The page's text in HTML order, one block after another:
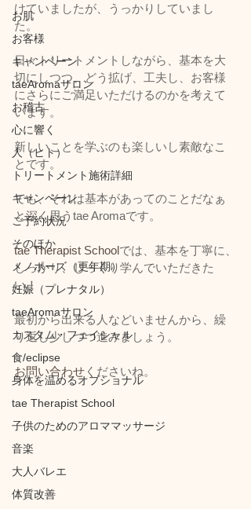
お肌
お客様
キャンペーン
taeAromaサロン
お稽古
心に響く
人（ヒト）
トリートメント施術詳細
キャンペーン
ご予約状況
そのほか
メノポーズ（更年期）
妊娠（プレナタル）
taeAromaサロン
カスタム・フェイシャル
食/eclipse
身体を温めるオプショナル
tae Therapist School
子供のためのアロママッサージ
音楽
大人バレエ
体質改善
けていましたが、うっかりしていまし
た。
日々トリートメントしながら、基本を大
切にしつつ、どう拡げ、工夫し、お客様
にさらにご満足いただけるのかを考えて
います。
新しいことを学ぶのも楽しいし素敵なこ
とです。
でも、それは基本があってのことだなぁ
と深く思うtae Aromaです。
tae Therapist Schoolでは、基本を丁寧に、
しっかり、じっくり学んでいただきた
い！
最初から出来る人などいませんから、繰
り返し少しづつ進みましょう。
お問い合わせ くださいね。